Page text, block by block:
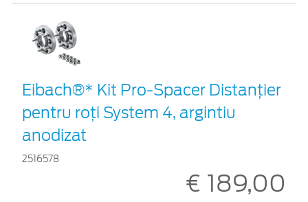
Eibach®* Kit Pro-Spacer Distanțier
pentru roți System 4, argintiu
anodizat
2516578
€ 189,00